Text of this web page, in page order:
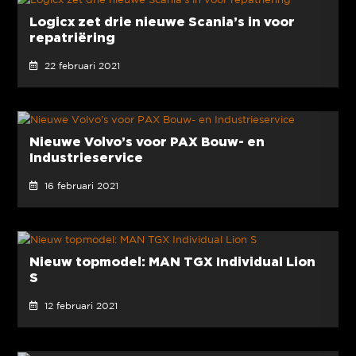
Logicx zet drie nieuwe Scania’s in voor
repatriëring
22 februari 2021
Nieuwe Volvo’s voor PAX Bouw- en
Industrieservice
16 februari 2021
Nieuw topmodel: MAN TGX Individual Lion
S
12 februari 2021